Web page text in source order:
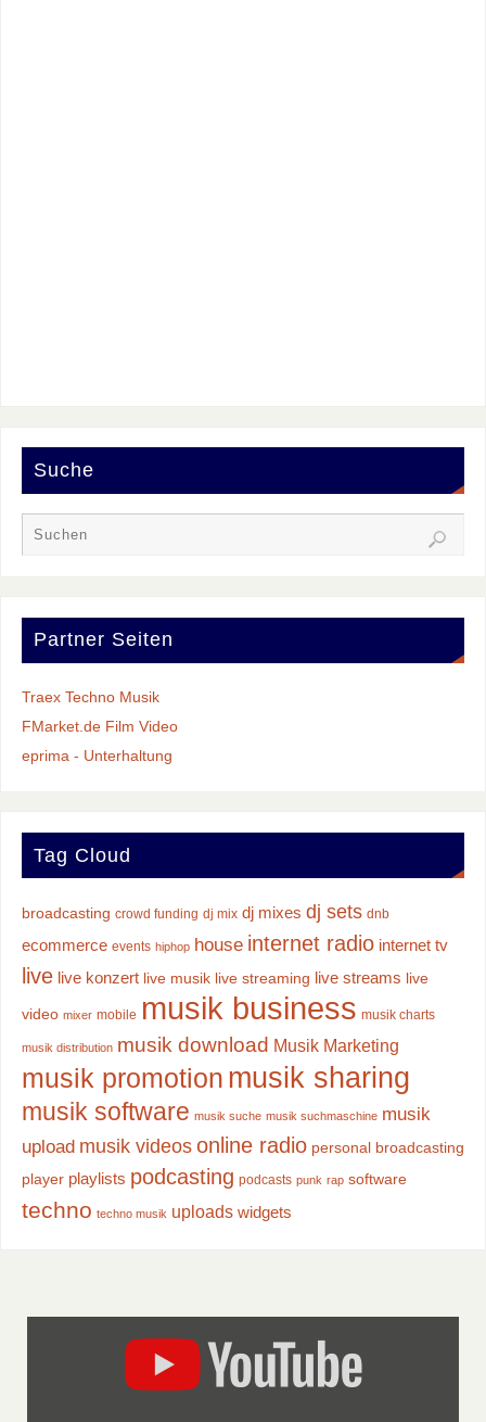
Suche
Partner Seiten
Traex Techno Musik
FMarket.de Film Video
eprima - Unterhaltung
Tag Cloud
broadcasting crowd funding dj mix dj mixes dj sets dnb
ecommerce events hiphop house internet radio internet tv
live live konzert live musik live streaming live streams live
video mixer mobile musik business musik charts
musik distribution musik download Musik Marketing
musik promotion musik sharing
musik software musik suche musik suchmaschine musik
upload musik videos online radio personal broadcasting
player playlists podcasting podcasts punk rap software
techno techno musik uploads widgets